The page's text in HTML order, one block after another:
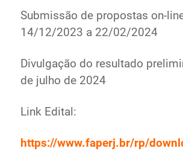
Submissão de propostas on-
14/12/2023 a 22/02/2024
Divulgação do resultado
de julho de 2024
Link Edital:
https://www.faperj.br/rp/